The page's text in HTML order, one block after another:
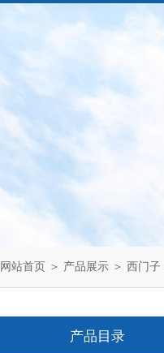
网站首页 ＞ 产品展示 ＞ 西门子
产品目录